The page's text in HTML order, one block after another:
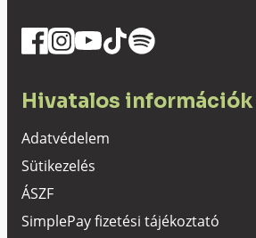
Hivatalos információk
Adatvédelem
Sütikezelés
ÁSZF
SimplePay fizetési tájékoztató